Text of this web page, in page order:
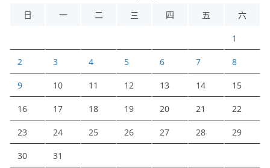
日
一 二 三 四 五 六
1
2 3 4 5 6 7 8
9 10 11 12 13 14 15
16 17 18 19 20 21 22
23 24 25 26 27 28 29
30 31